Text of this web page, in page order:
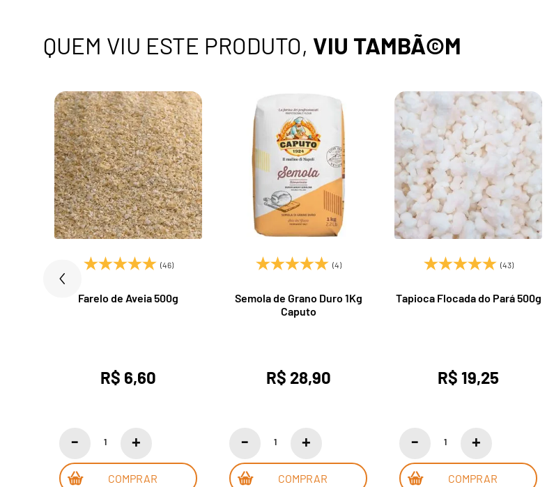
QUEM VIU ESTE PRODUTO, VIU TAMBÃ©M
(46)
Farelo de Aveia 500g
R$ 6,60
COMPRAR
(4)
Semola de Grano Duro 1Kg
Caputo
R$ 28,90
COMPRAR
(43)
Tapioca Flocada do Pará 500g
R$ 19,25
COMPRAR